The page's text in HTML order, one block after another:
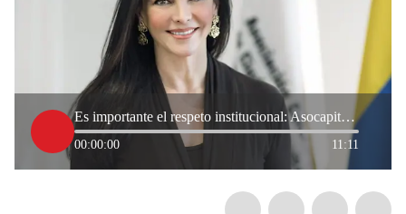
Es importante el respeto institucional: Asocapitales sobre críticas a alcaldes del Caribe
00:00:00 11:11